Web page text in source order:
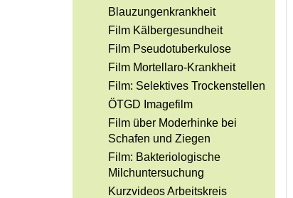
Blauzungenkrankheit
Film Kälbergesundheit
Film Pseudotuberkulose
Film Mortellaro-Krankheit
Film: Selektives Trockenstellen
ÖTGD Imagefilm
Film über Moderhinke bei
Schafen und Ziegen
Film: Bakteriologische
Milchuntersuchung
Kurzvideos Arbeitskreis